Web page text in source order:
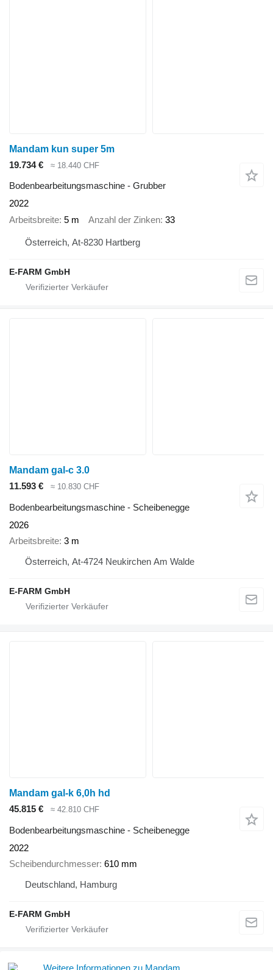
Mandam kun super 5m
19.734 €
≈ 18.440 CHF
Bodenbearbeitungsmaschine - Grubber
2022
Arbeitsbreite 5 m Anzahl der Zinken 33
Österreich, At-8230 Hartberg
E-FARM GmbH
Mandam gal-c 3.0
11.593 €
≈ 10.830 CHF
Bodenbearbeitungsmaschine - Scheibenegge
2026
Arbeitsbreite 3 m
Österreich, At-4724 Neukirchen Am Walde
E-FARM GmbH
Mandam gal-k 6,0h hd
45.815 €
≈ 42.810 CHF
Bodenbearbeitungsmaschine - Scheibenegge
2022
Scheibendurchmesser 610 mm
Deutschland, Hamburg
E-FARM GmbH